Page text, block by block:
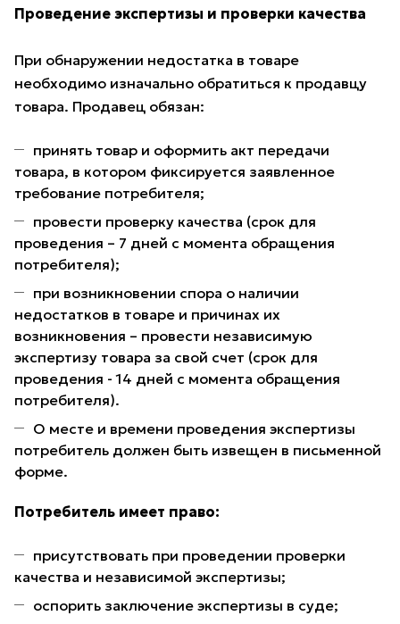
Проведение экспертизы и проверки качества
При обнаружении недостатка в товаре
необходимо изначально обратиться к продавцу
товара. Продавец обязан:
принять товар и оформить акт передачи
товара, в котором фиксируется заявленное
требование потребителя;
провести проверку качества (срок для
проведения – 7 дней с момента обращения
потребителя);
при возникновении спора о наличии
недостатков в товаре и причинах их
возникновения – провести независимую
экспертизу товара за свой счет (срок для
проведения - 14 дней с момента обращения
потребителя).
О месте и времени проведения экспертизы
потребитель должен быть извещен в письменной
форме.
Потребитель имеет право:
присутствовать при проведении проверки
качества и независимой экспертизы;
оспорить заключение экспертизы в суде;